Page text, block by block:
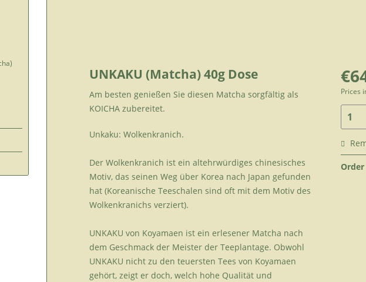
UNKAKU (Matcha) 40g Dose
Am besten genießen Sie diesen Matcha sorgfältig als
KOICHA zubereitet.
Unkaku: Wolkenkranich.
Der Wolkenkranich ist ein altehrwürdiges chinesisches
Motiv, das seinen Weg über Korea nach Japan gefunden
hat (Koreanische Teeschalen sind oft mit dem Motiv des
Wolkenkranichs verziert).
UNKAKU von Koyamaen ist ein erlesener Matcha nach
dem Geschmack der Meister der Teeplantage. Obwohl
UNKAKU nicht zu den teuersten Tees von Koyamaen
gehört, zeigt er doch, welch hohe Qualität und
Prices